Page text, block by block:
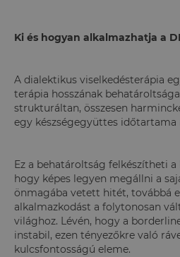
Ki és hogyan alkalmazhatja a
A dialektikus viselkedésterápia
terápia hosszának
strukturáltan, összesen
egy készségegyüttes időtartama
Ez a behatároltság felkészítheti
hogy képes legyen megállni a
önmagába vetett hitét, továbbá
alkalmazkodást a folytonosan
világhoz. Lévén, hogy a
instabil, ezen tényezőkre való
kulcsfontosságú eleme.